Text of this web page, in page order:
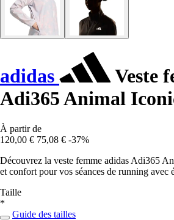
adidas
Veste
Adi365 Animal
À partir de
120,00 € 75,08 € -37%
Découvrez la veste femme adidas Adi365
et confort pour vos séances de running avec
Taille
*
Guide des tailles